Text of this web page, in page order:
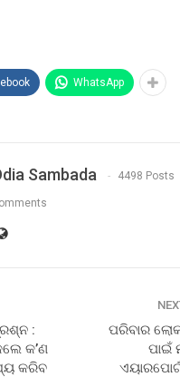
WhatsApp
Sambada 4498 Posts
:
କ’ଣ
କରିବ
ପରିବାର
ପାଇଁ